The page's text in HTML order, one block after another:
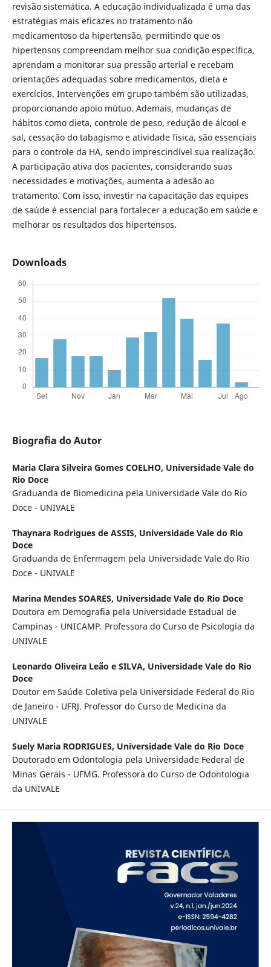
revisão sistemática. A educação individualizada é uma das
estratégias mais eficazes no tratamento não
medicamentoso da hipertensão, permitindo que os
hipertensos compreendam melhor sua condição específica,
aprendam a monitorar sua pressão arterial e recebam
orientações adequadas sobre medicamentos, dieta e
exercícios. Intervenções em grupo também são utilizadas,
proporcionando apoio mútuo. Ademais, mudanças de
hábitos como dieta, controle de peso, redução de álcool e
sal, cessação do tabagismo e atividade física, são essenciais
para o controle da HA, sendo imprescindível sua realização.
A participação ativa dos pacientes, considerando suas
necessidades e motivações, aumenta a adesão ao
tratamento. Com isso, investir na capacitação das equipes
de saúde é essencial para fortalecer a educação em saúde e
melhorar os resultados dos hipertensos.
Downloads
Biografia do Autor
Maria Clara Silveira Gomes COELHO, Universidade Vale do
Rio Doce
Graduanda de Biomedicina pela Universidade Vale do Rio
Doce - UNIVALE
Thaynara Rodrigues de ASSIS, Universidade Vale do Rio
Doce
Graduanda de Enfermagem pela Universidade Vale do Rio
Doce - UNIVALE
Marina Mendes SOARES, Universidade Vale do Rio Doce
Doutora em Demografia pela Universidade Estadual de
Campinas - UNICAMP. Professora do Curso de Psicologia da
UNIVALE
Leonardo Oliveira Leão e SILVA, Universidade Vale do Rio
Doce
Doutor em Saúde Coletiva pela Universidade Federal do Rio
de Janeiro - UFRJ. Professor do Curso de Medicina da
UNIVALE
Suely Maria RODRIGUES, Universidade Vale do Rio Doce
Doutorado em Odontologia pela Universidade Federal de
Minas Gerais - UFMG. Professora do Curso de Odontologia
da UNIVALE